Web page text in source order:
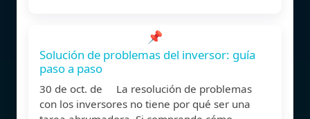
📌
Solución de problemas del inversor: guía
paso a paso
30 de oct. de La resolución de problemas
con los inversores no tiene por qué ser una